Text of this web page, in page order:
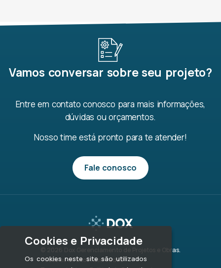
Vamos conversar sobre seu projeto?
Entre em contato conosco para mais informações,
dúvidas ou orçamentos.
Nosso time está pronto para te atender!
Fale conosco
© 2026 Dox Gerenciamento de Projetos e Obras.
Todos os direitos reservados
Cookies e Privacidade
Os cookies neste site são utilizados